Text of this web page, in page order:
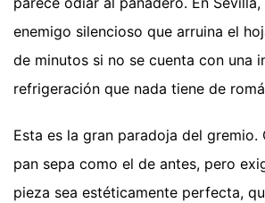
enemigo silencioso que arruina el
de minutos si no se cuenta con una
refrigeración que nada tiene de
Esta es la gran paradoja del gremio.
pan sepa como el de antes, pero
pieza sea estéticamente perfecta,